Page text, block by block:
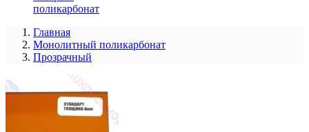
поликарбонат
Главная
Монолитный поликарбонат
Прозрачный